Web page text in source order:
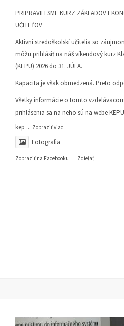
PRIPRAVILI SME KURZ ZÁKLADOV
UČITEĽOV
Aktívni stredoškolskí učitelia so
môžu prihlásiť na náš víkendový kurz
(KEPU) 2026 do 31. JÚLA.
Kapacita je však obmedzená. Preto
Všetky informácie o tomto
prihlásenia sa na neho sú na webe
kep ... Zobraziť viac
Fotografia
Zobraziť na Facebooku · Zdieľať